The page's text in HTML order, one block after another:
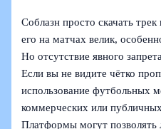
Соблазн просто скачать
его на матчах велик,
Но отсутствие явного
Если вы не видите чётко
использование футбольных
коммерческих или
Платформы могут позволять